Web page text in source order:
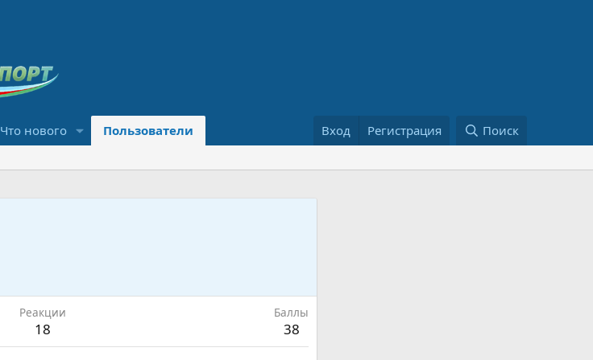
Что нового Пользователи Вход Регистрация Поиск
Реакции
18
Баллы
38